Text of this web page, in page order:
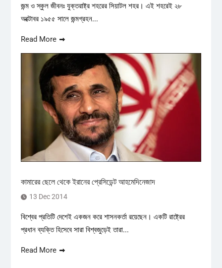
জন্ম ও স্কুল জীবনঃ যুক্তরাষ্ট্র শহরের সিয়াটল শহর। এই শহরেই ২৮
অক্টোবর ১৯৫৫ সালে জন্মগ্রহন...
Read More
কামারের ছেলে থেকে ইরানের প্রেসিডেন্ট আহমেদিনেজাদ
13 Dec 2014
বিশ্বের প্রতিটি দেশেই একজন করে শাসনকর্তা রয়েছেন। একটি রাষ্ট্রের
প্রধান ব্যক্তি হিসেবে সারা বিশ্বজুড়েই তারা...
Read More